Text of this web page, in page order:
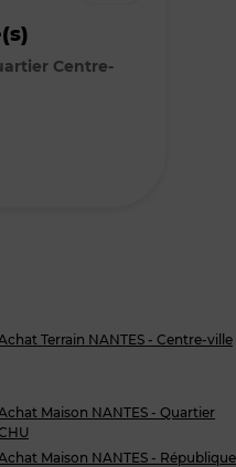
Centre-
Terrain NANTES - Centre-ville
Maison NANTES - Quartier
Maison NANTES - République